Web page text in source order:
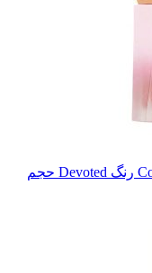
رژ گونه مایع شیگلم مدل Color Bloom رنگ Devoted حجم